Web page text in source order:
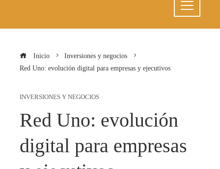
Inicio
Inversiones y negocios
Red Uno: evolución digital para empresas y ejecutivos
INVERSIONES Y NEGOCIOS
Red Uno: evolución
digital para empresas